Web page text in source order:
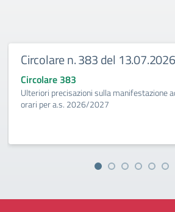
Circolare n. 383 del 13.07.2026
Circolare 383
Ulteriori precisazioni sulla manifestazione
orari per a.s. 2026/2027